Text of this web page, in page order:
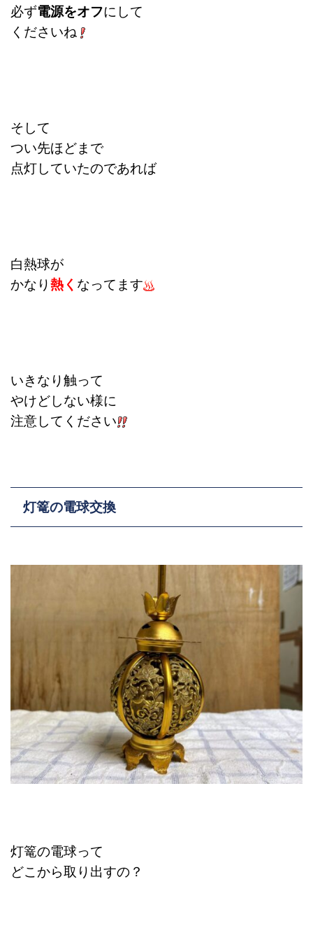
必ず電源をオフにして
くださいね
そして
つい先ほどまで
点灯していたのであれば
白熱球が
かなり熱く なってます
いきなり触って
やけどしない様に
注意してください
灯篭の電球交換
灯篭の電球って
どこから取り出すの？